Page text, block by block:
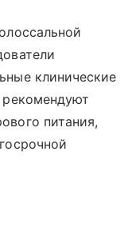
клинические
питания,